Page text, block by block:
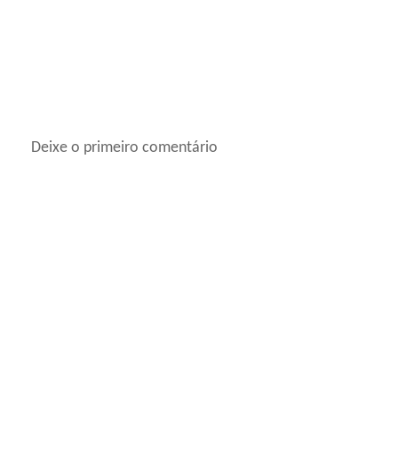
Deixe o primeiro comentário